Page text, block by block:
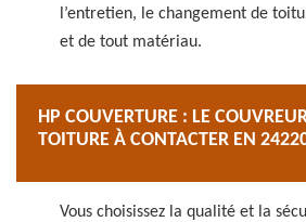
l’entretien, le changement de
et de tout matériau.
HP COUVERTURE : LE
TOITURE À CONTACTER EN
Vous choisissez la qualité et la